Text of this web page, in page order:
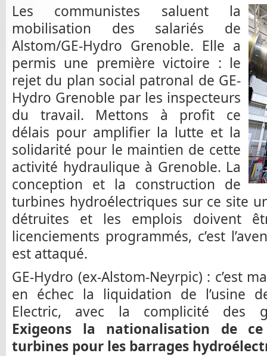
Les communistes saluent la
mobilisation des salariés de
Alstom/GE-Hydro Grenoble. Elle a
permis une première victoire : le
rejet du plan social patronal de GE-
Hydro Grenoble par les inspecteurs
du travail. Mettons à profit ce
délais pour amplifier la lutte et la
solidarité pour le maintien de cette
activité hydraulique à Grenoble. La
conception et la construction de
turbines hydroélectriques sur ce site
détruites et les emplois doivent
licenciements programmés, c’est
est attaqué.
GE-Hydro (ex-Alstom-Neyrpic) : c’est
en échec la liquidation de l’usine
Electric, avec la complicité des
Exigeons la nationalisation de
turbines pour les barrages